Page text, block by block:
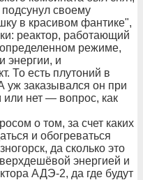
подсунул своему
в красивом фантике",
реактор, работающий
режиме,
энергии, и
То есть плутоний в
уж заказывался он при
или нет — вопрос, как
о том, за счет каких
и обогреваться
да сколько это
энергией и
АДЭ-2, да где будут